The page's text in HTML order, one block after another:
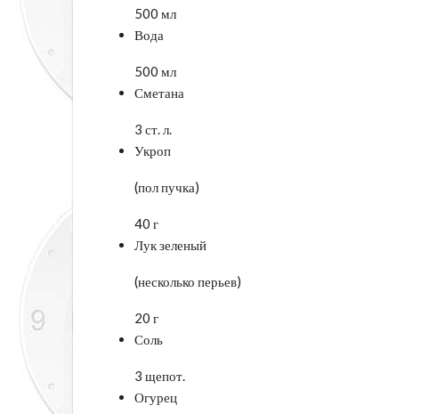
500 мл
Вода
500 мл
Сметана
3 ст. л.
Укроп
(пол пучка)
40 г
Лук зеленый
(несколько перьев)
20 г
Соль
3 щепот.
Огурец